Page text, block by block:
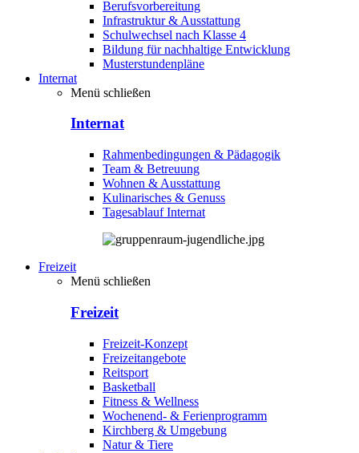
Berufsvorbereitung
Infrastruktur & Ausstattung
Schulwechsel nach Klasse 4
Bildung für nachhaltige Entwicklung
Musterstundenpläne
Internat
Menü schließen
Internat
Rahmenbedingungen & Pädagogik
Team & Betreuung
Wohnen & Ausstattung
Kulinarisches & Genuss
Tagesablauf Internat
Freizeit
Menü schließen
Freizeit
Freizeit-Konzept
Freizeitangebote
Reitsport
Basketball
Fitness & Wellness
Wochenend- & Ferienprogramm
Kirchberg & Umgebung
Natur & Tiere